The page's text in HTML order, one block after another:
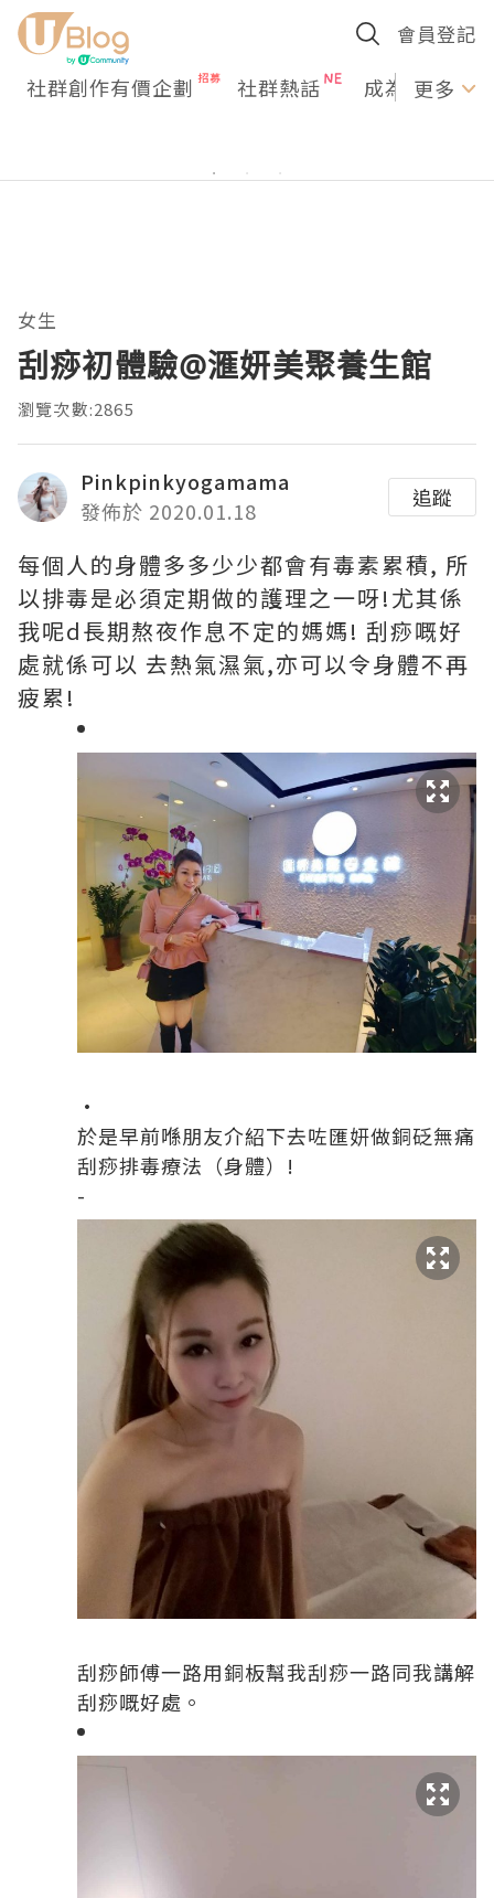
會員登記
社群創作有價企劃 社群熱話 成為U更多
女生
刮痧初體驗@滙妍美聚養生館
瀏覽次數:2865
Pinkpinkyogamama
發佈於 2020.01.18
追蹤
每個人的身體多多少少都會有毒素累積, 所
以排毒是必須定期做的護理之一呀!尤其係
我呢d長期熬夜作息不定的媽媽! 刮痧嘅好
處就係可以 去熱氣濕氣,亦可以令身體不再
疲累!
·
於是早前喺朋友介紹下去咗匯妍做銅砭無痛
刮痧排毒療法（身體）!
-
刮痧師傅一路用銅板幫我刮痧一路同我講解
刮痧嘅好處。